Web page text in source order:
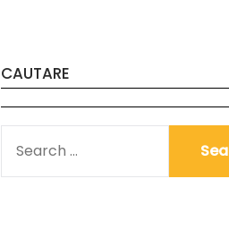
CAUTARE
FOR: